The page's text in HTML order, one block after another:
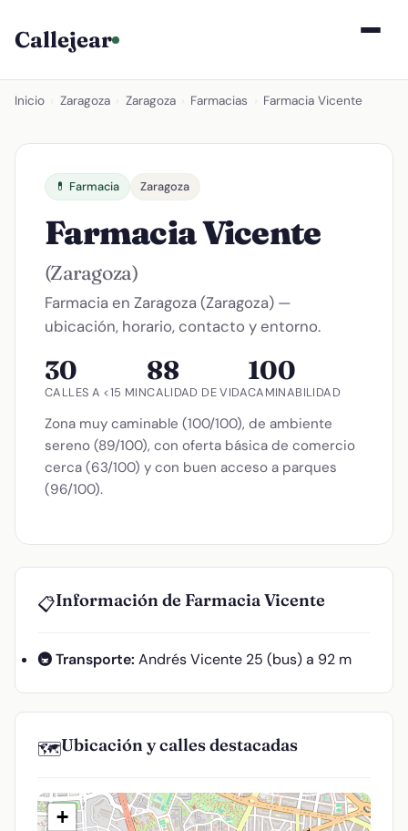
Callejear
Inicio Zaragoza Zaragoza Farmacias Farmacia Vicente
💊 Farmacia Zaragoza
Farmacia Vicente
(Zaragoza)
Farmacia en Zaragoza (Zaragoza) —
ubicación, horario, contacto y entorno.
30
CALLES A <15 MIN
88
CALIDAD DE VIDA
100
CAMINABILIDAD
Zona muy caminable (100/100), de ambiente
sereno (89/100), con oferta básica de comercio
cerca (63/100) y con buen acceso a parques
(96/100).
📋Información de Farmacia Vicente
🚇 Transporte: Andrés Vicente 25 (bus) a 92 m
🗺️Ubicación y calles destacadas
+